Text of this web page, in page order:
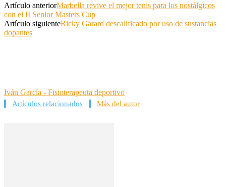
Artículo anteriorMarbella revive el mejor tenis para los nostálgicos
con el II Senior Masters Cup
Artículo siguienteRicky Garard descalificado por uso de sustancias
dopantes
Iván García - Fisioterapeuta deportivo
Artículos relacionados Más del autor